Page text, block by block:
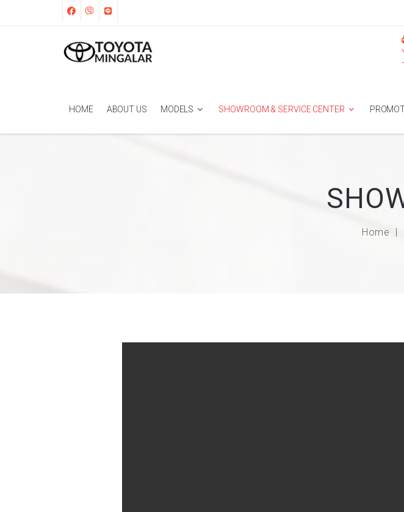
HOME ABOUT US MODELS SHOWROOM & SERVICE CENTER
Home